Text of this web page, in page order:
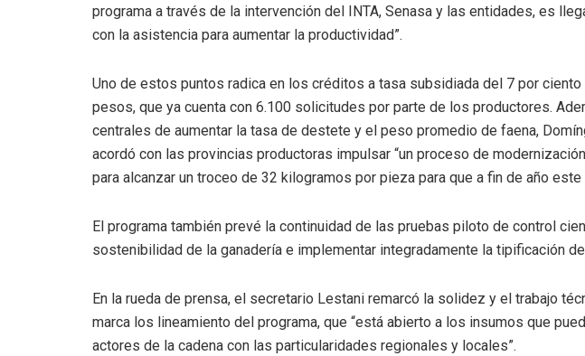
programa a través de la intervención del INTA, Senasa y las entidades, es
con la asistencia para aumentar la productividad”.
Uno de estos puntos radica en los créditos a tasa subsidiada del 7 por
pesos, que ya cuenta con 6.100 solicitudes por parte de los productores.
centrales de aumentar la tasa de destete y el peso promedio de faena,
acordó con las provincias productoras impulsar “un proceso de
para alcanzar un troceo de 32 kilogramos por pieza para que a fin de año este
El programa también prevé la continuidad de las pruebas piloto de control
sostenibilidad de la ganadería e implementar integradamente la tipificación
En la rueda de prensa, el secretario Lestani remarcó la solidez y el trabajo
marca los lineamiento del programa, que “está abierto a los insumos que
actores de la cadena con las particularidades regionales y locales”.